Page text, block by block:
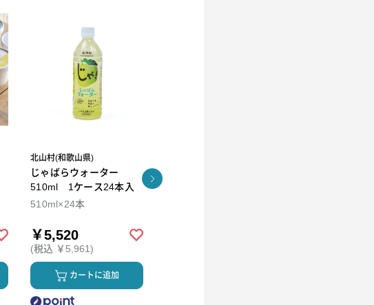
北山村(和歌山県)
じゃばらウォーター
510ml 1ケース24本入
510ml×24本
￥5,520
(税込 ￥5,961)
カートに追加